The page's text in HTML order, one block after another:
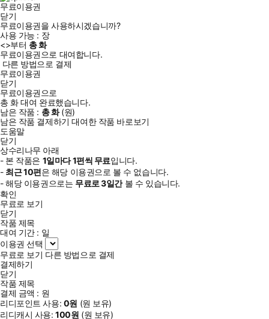
무료이용권
닫기
무료이용권을 사용하시겠습니까?
사용 가능 : 장
<>부터 총화
무료이용권으로 대여합니다.
다른 방법으로 결제
무료이용권
닫기
무료이용권으로
총 화대여 완료했습니다.
남은 작품 : 총화(원)
남은 작품 결제하기 대여한 작품 바로보기
도움말
닫기
상수리나무 아래
- 본 작품은 1일마다1편씩 무료입니다.
- 최근10편은 해당 이용권으로 볼 수 없습니다.
- 해당 이용권으로는 무료로3일간볼 수 있습니다.
확인
무료로 보기
닫기
작품 제목
대여 기간 : 일
이용권 선택
무료로 보기 다른 방법으로 결제
결제하기
닫기
작품 제목
결제 금액 : 원
리디포인트 사용: 0원 (원 보유)
리디캐시 사용:100원 (원 보유)